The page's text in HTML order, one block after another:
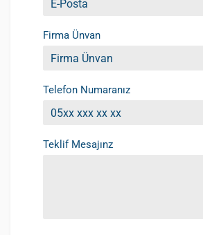
Firma Ünvan
Telefon Numaranız
Teklif Mesajınz